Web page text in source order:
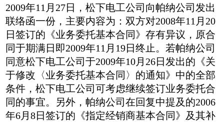
2009年11月27日，松下电工公司向帕纳公司发出
联络函一份，主要内容为：双方对2008年11月20
日签订的《业务委托基本合同》存有异议，原合
同于期满日即2009年11月19日终止。若帕纳公司
同意松下电工公司于2009年10月26日发出的《关
于修改〈业务委托基本合同〉的通知》中的全部
条件，松下电工公司可考虑继续签订业务委托合
同的事宜。另外，帕纳公司在回复中提及的2006
年6月8日签订的《指定经销商基本合同》及其补